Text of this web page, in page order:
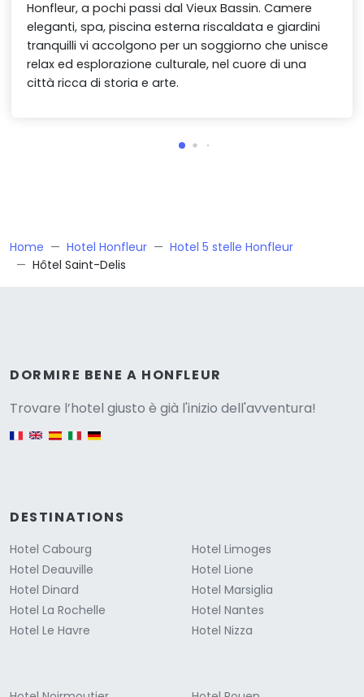
Honfleur, a pochi passi dal Vieux Bassin. Camere
eleganti, spa, piscina esterna riscaldata e giardini
tranquilli vi accolgono per un soggiorno che unisce
relax ed esplorazione culturale, nel cuore di una
città ricca di storia e arte.
Home Hotel Honfleur
Hotel 5 stelle Honfleur
Hôtel Saint-Delis
DORMIRE BENE A HONFLEUR
Trovare l’hotel giusto è già l'inizio dell'avventura!
English version
DESTINATIONS
Hotel Cabourg
Hotel Deauville
Hotel Dinard
Hotel La Rochelle
Hotel Le Havre
Hotel Limoges
Hotel Lione
Hotel Marsiglia
Hotel Nantes
Hotel Nizza